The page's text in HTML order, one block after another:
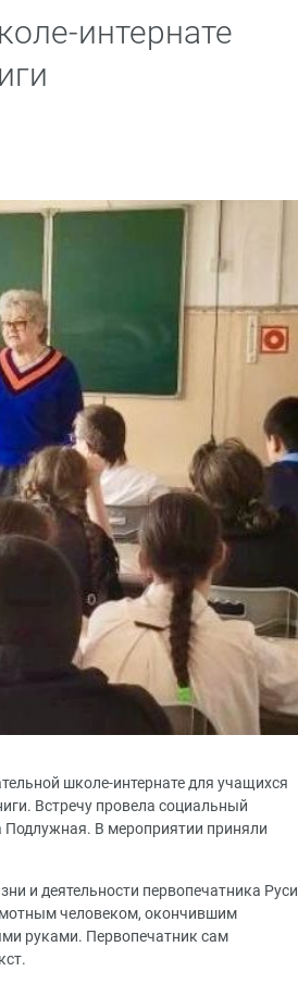
интернате
школе-интернате для учащихся
Встречу провела социальный
Подлужная. В мероприятии приняли
и деятельности первопечатника Руси
человеком, окончившим
руками. Первопечатник сам